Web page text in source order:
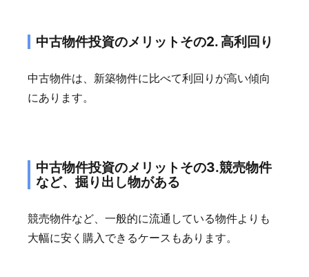
中古物件投資のメリットその2. 高利回り
中古物件は、新築物件に比べて利回りが高い傾向
にあります。
中古物件投資のメリットその3.競売物件
など、掘り出し物がある
競売物件など、一般的に流通している物件よりも
大幅に安く購入できるケースもあります。